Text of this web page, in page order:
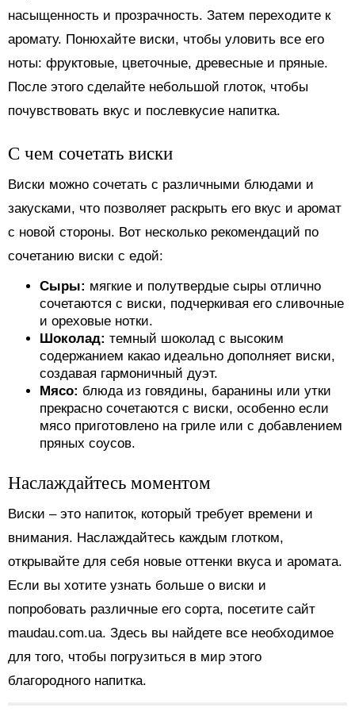
насыщенность и прозрачность. Затем переходите к
аромату. Понюхайте виски, чтобы уловить все его
ноты: фруктовые, цветочные, древесные и пряные.
После этого сделайте небольшой глоток, чтобы
почувствовать вкус и послевкусие напитка.
С чем сочетать виски
Виски можно сочетать с различными блюдами и
закусками, что позволяет раскрыть его вкус и аромат
с новой стороны. Вот несколько рекомендаций по
сочетанию виски с едой:
Сыры: мягкие и полутвердые сыры отлично
сочетаются с виски, подчеркивая его сливочные
и ореховые нотки.
Шоколад: темный шоколад с высоким
содержанием какао идеально дополняет виски,
создавая гармоничный дуэт.
Мясо: блюда из говядины, баранины или утки
прекрасно сочетаются с виски, особенно если
мясо приготовлено на гриле или с добавлением
пряных соусов.
Наслаждайтесь моментом
Виски – это напиток, который требует времени и
внимания. Наслаждайтесь каждым глотком,
открывайте для себя новые оттенки вкуса и аромата.
Если вы хотите узнать больше о виски и
попробовать различные его сорта, посетите сайт
maudau.com.ua. Здесь вы найдете все необходимое
для того, чтобы погрузиться в мир этого
благородного напитка.